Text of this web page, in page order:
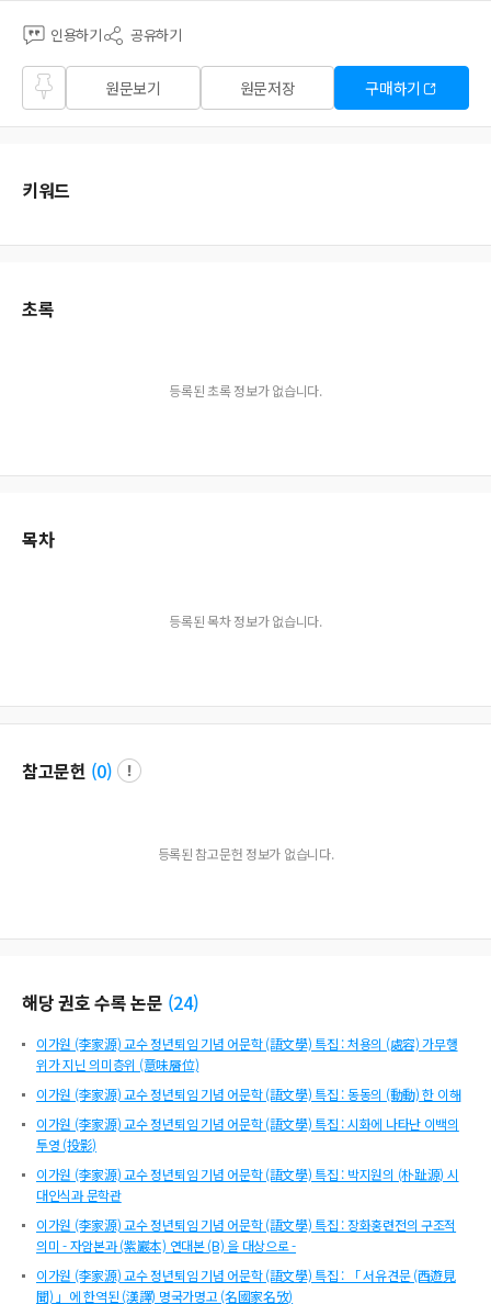
인용하기 공유하기
즐겨
찾기
원문보기 원문저장 구매하기
키워드
초록
등록된 초록 정보가 없습니다.
목차
등록된 목차 정보가 없습니다.
참고문헌 (0)
등록된 참고문헌 정보가 없습니다.
해당 권호 수록 논문 (24)
이가원 (李家源) 교수 정년퇴임 기념 어문학 (語文學) 특집 : 처용의 (處容) 가무행
위가 지닌 의미층위 (意味層位)
이가원 (李家源) 교수 정년퇴임 기념 어문학 (語文學) 특집 : 동동의 (動動) 한 이해
이가원 (李家源) 교수 정년퇴임 기념 어문학 (語文學) 특집 : 시화에 나타난 이백의
투영 (投影)
이가원 (李家源) 교수 정년퇴임 기념 어문학 (語文學) 특집 : 박지원의 (朴趾源) 시
대인식과 문학관
이가원 (李家源) 교수 정년퇴임 기념 어문학 (語文學) 특집 : 장화홍련전의 구조적
의미 - 자암본과 (紫巖本) 연대본 (B) 을 대상으로 -
이가원 (李家源) 교수 정년퇴임 기념 어문학 (語文學) 특집 : 「 서유견문 (西遊見
聞) 」에 한역된 (漢譯) 명국가명고 (名國家名攷)